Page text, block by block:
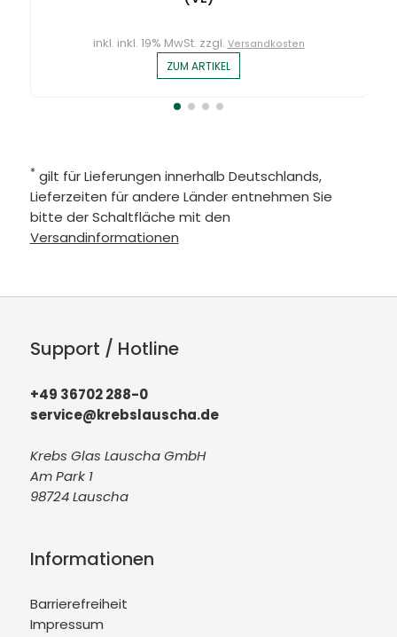
inkl. inkl. 19% MwSt. zzgl. Versandkosten
ZUM ARTIKEL
* gilt für Lieferungen innerhalb Deutschlands,
Lieferzeiten für andere Länder entnehmen Sie
bitte der Schaltfläche mit den
Versandinformationen
Support / Hotline
+49 36702 288-0
service@krebslauscha.de
Krebs Glas Lauscha GmbH
Am Park 1
98724 Lauscha
Informationen
Barrierefreiheit
Impressum